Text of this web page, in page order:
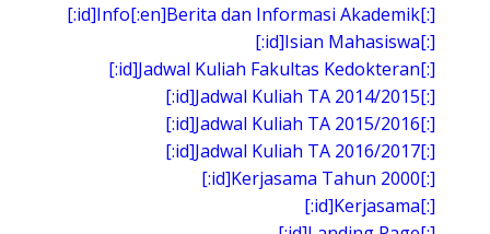
[:id]Info[:en]Berita dan Informasi Akademik[:]
[:id]Isian Mahasiswa[:]
[:id]Jadwal Kuliah Fakultas Kedokteran[:]
[:id]Jadwal Kuliah TA 2014/2015[:]
[:id]Jadwal Kuliah TA 2015/2016[:]
[:id]Jadwal Kuliah TA 2016/2017[:]
[:id]Kerjasama Tahun 2000[:]
[:id]Kerjasama[:]